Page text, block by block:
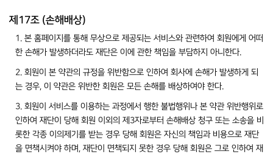
제17조 (손해배상)
1. 본 홈페이지를 통해 무상으로 제공되는 서비스와 관련하여 회원에게 어떠
한 손해가 발생하더라도 재단은 이에 관한 책임을 부담하지 아니한다.
2. 회원이 본 약관의 규정을 위반함으로 인하여 회사에 손해가 발생하게 되
는 경우, 이 약관은 위반한 회원은 모든 손해를 배상하여야 한다.
3. 회원이 서비스를 이용하는 과정에서 행한 불법행위나 본 약관 위반행위로
인하여 재단이 당해 회원 이외의 제3자로부터 손해배상 청구 또는 소송을 비
롯한 각종 이의제기를 받는 경우 당해 회원은 자신의 책임과 비용으로 재단
을 면책시켜야 하며, 재단이 면책되지 못한 경우 당해 회원은 그로 인하여 재